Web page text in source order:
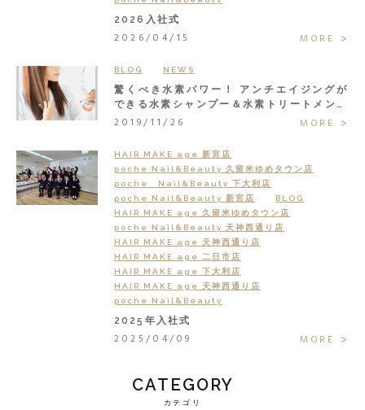
2026入社式
2026/04/15 MORE
BLOG NEWS
驚くべき水素パワー！ アンチエイジングが
できる水素シャンプー＆水素トリートメント
で大人の髪悩みまるごと解決◎
2019/11/26 MORE
HAIR MAKE age 新宮店
poche Nail&Beauty 久留米ゆめタウン店
poche Nail&Beauty 下大利店
poche Nail&Beauty 新宮店
BLOG
HAIR MAKE age 久留米ゆめタウン店
poche Nail&Beauty 天神西通り店
HAIR MAKE age 天神西通り店
HAIR MAKE age 二日市店
HAIR MAKE age 下大利店
HAIR MAKE age 天神西通り店
poche Nail&Beauty
2025年入社式
2025/04/09 MORE
CATEGORY
カテゴリ